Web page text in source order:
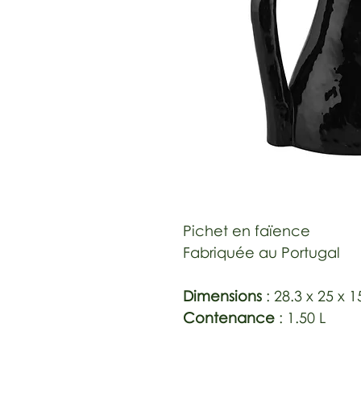
Pichet en faïence
Fabriquée au Portugal
Dimensions : 28.3 x 25 x
Contenance : 1.50 L